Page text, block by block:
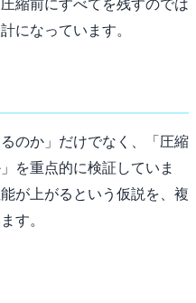
縮前にすべてを残すのでは
になっています。
のか」だけでなく、「圧縮
を重点的に検証していま
が上がるという仮説を、複
す。